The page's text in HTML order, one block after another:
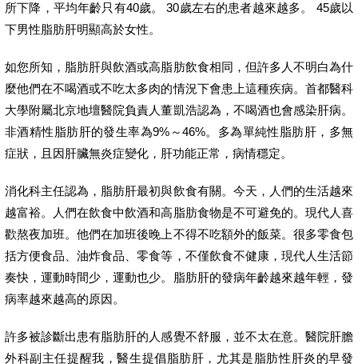
所下降，平均年齡只有40歲。 30歲左右的患者越來越多。 45歲以
下男性脂肪肝明顯高於女性。
如您所知，脂肪肝與飲酒或高脂肪飲食相同，但許多人不明白為什
麼他們在不喝酒或不吃太多肉的情況下會患上這種疾病。首都醫科
大學附屬北京地壇醫院負責人董凱浩認為，不喝酒也會感染肝病。
非酒精性脂肪肝的發生率為9%～46%。多為單純性脂肪肝，多無
症狀，且因肝臟無炎症變化，肝功能正常，病情穩定。
消化科主任認為，脂肪肝最初與飲食有關。今天，人們的生活越來
越富裕。人們在飲食中飲酒和高脂肪食物是不可避免的。現代人喜
歡熬夜加班。他們在加班後晚上不得不吃額外的飯菜。很多零食包
括方便食品、油炸食品、零食等，不僅飲食不健康，現代人生活節
奏快，運動時間少，運動也少。脂肪肝的發病年齡越來越年輕，發
病率越來越高的原因。
許多被診斷出患有脂肪肝的人感覺不舒服，並不太在意。醫院肝膽
外科副主任提醒我，醫生提倡脂肪肝，尤其是脂肪性肝炎的早發